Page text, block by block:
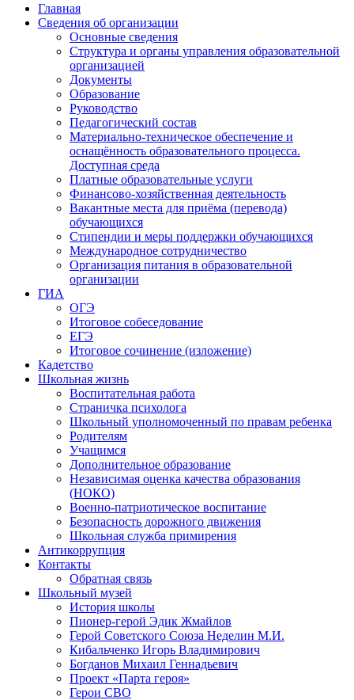
Главная
Сведения об организации
Основные сведения
Структура и органы управления образовательной
организацией
Документы
Образование
Руководство
Педагогический состав
Материально-техническое обеспечение и
оснащённость образовательного процесса.
Доступная среда
Платные образовательные услуги
Финансово-хозяйственная деятельность
Вакантные места для приёма (перевода)
обучающихся
Стипендии и меры поддержки обучающихся
Международное сотрудничество
Организация питания в образовательной
организации
ГИА
ОГЭ
Итоговое собеседование
ЕГЭ
Итоговое сочинение (изложение)
Кадетство
Школьная жизнь
Воспитательная работа
Страничка психолога
Школьный уполномоченный по правам ребенка
Родителям
Учащимся
Дополнительное образование
Независимая оценка качества образования
(НОКО)
Военно-патриотическое воспитание
Безопасность дорожного движения
Школьная служба примирения
Антикоррупция
Контакты
Обратная связь
Школьный музей
История школы
Пионер-герой Эдик Жмайлов
Герой Советского Союза Неделин М.И.
Кибальченко Игорь Владимирович
Богданов Михаил Геннадьевич
Проект «Парта героя»
Герои СВО